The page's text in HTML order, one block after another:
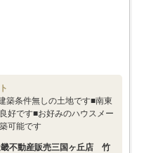
築条件無しの土地です■南東
好です■お好みのハウスメー
可能です
不動産販売三国ヶ丘店 竹